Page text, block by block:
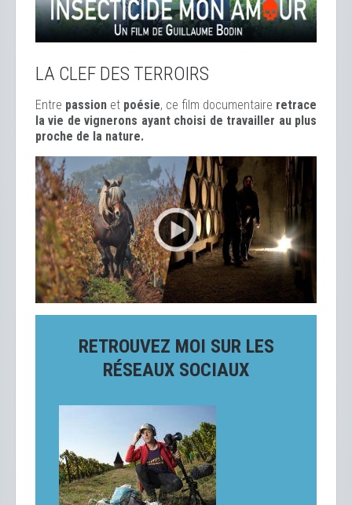
LA CLEF DES TERROIRS
Entre passion et poésie, ce film documentaire retrace
la vie de vignerons ayant choisi de travailler au plus
proche de la nature.
RETROUVEZ MOI SUR LES
RÉSEAUX SOCIAUX